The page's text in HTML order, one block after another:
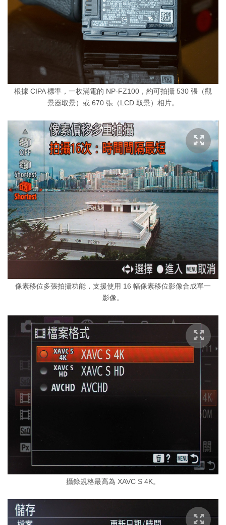
根據 CIPA 標準，一枚滿電的 NP-FZ100，約可拍攝 530 張（觀
景器取景）或 670 張（LCD 取景）相片。
像素移位多張拍攝功能，支援使用 16 幅像素移位影像合成單一
影像。
攝錄規格最高為 XAVC S 4K。